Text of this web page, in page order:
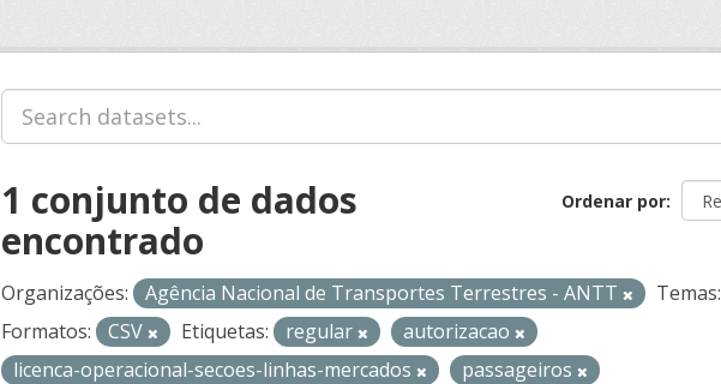
Ordenar por
1 conjunto de dados
encontrado
Organizações: Agência Nacional de Transportes Terrestres - ANTT Temas:
Formatos:
CSV Etiquetas: regular
autorizacao
licenca-operacional-secoes-linhas-mercados
passageiros